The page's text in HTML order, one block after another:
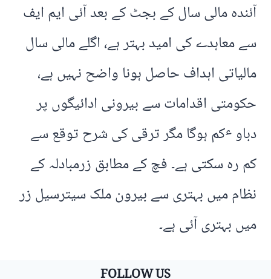
آئندہ مالی سال کے بجٹ کے بعد آئی ایم ایف
سے معاہدے کی امید بہتر ہے، اگلے مالی سال
مالیاتی اہداف حاصل ہونا واضح نہیں ہے،
حکومتی اقدامات سے بیرونی ادائیگوں پر
دباو ٴکم ہوگا مگر ترقی کی شرح توقع سے
کم رہ سکتی ہے۔ فچ کے مطابق زرمبادلہ کے
نظام میں بہتری سے بیرون ملک سیترسیل زر
میں بہتری آئی ہے۔